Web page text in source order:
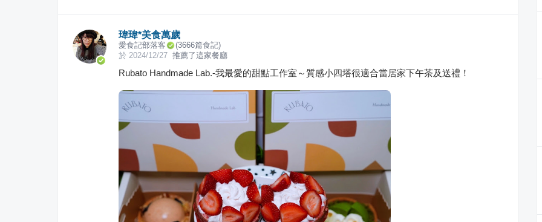
瑋瑋*美食萬歲
愛食記部落客 (3666篇食記)
於 2024/12/27 推薦了這家餐廳
Rubato Handmade Lab.-我最愛的甜點工作室～質感小四塔很適合當居家下午茶及送禮！